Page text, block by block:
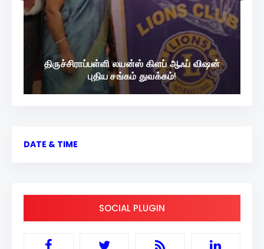
திருச்சிராப்பள்ளி லயன்ஸ் கிளப் ஆஃப் விஷன்
புதிய சங்கம் துவக்கம்!
DATE & TIME
SOCIAL PLUGIN